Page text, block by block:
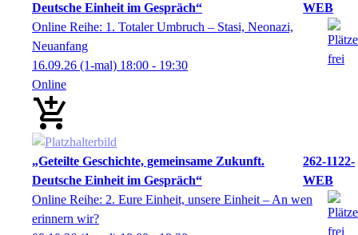
Deutsche Einheit im Gespräch“
WEB
Online Reihe: 1. Totaler Umbruch – Stasi, Neonazi,
Neuanfang
16.09.26 (1-mal) 18:00 - 19:30
Online
„Geteilte Geschichte, gemeinsame Zukunft.
Deutsche Einheit im Gespräch“
262-1122-
WEB
Online Reihe: 2. Eure Einheit, unsere Einheit – An wen
erinnern wir?